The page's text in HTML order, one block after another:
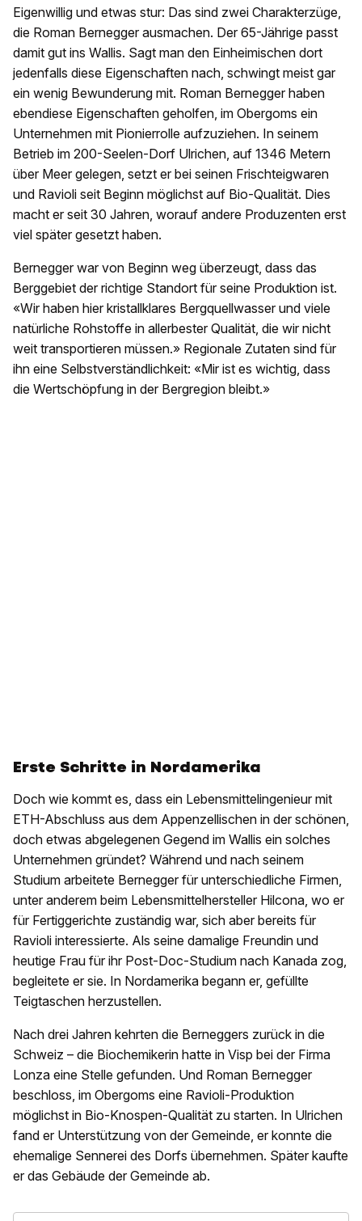
Eigenwillig und etwas stur: Das sind zwei Charakterzüge,
die Roman Bernegger ausmachen. Der 65-Jährige passt
damit gut ins Wallis. Sagt man den Einheimischen dort
jedenfalls diese Eigenschaften nach, schwingt meist gar
ein wenig Bewunderung mit. Roman Bernegger haben
ebendiese Eigenschaften geholfen, im Obergoms ein
Unternehmen mit Pionierrolle aufzuziehen. In seinem
Betrieb im 200-Seelen-Dorf Ulrichen, auf 1346 Metern
über Meer gelegen, setzt er bei seinen Frischteigwaren
und Ravioli seit Beginn möglichst auf Bio-Qualität. Dies
macht er seit 30 Jahren, worauf andere Produzenten erst
viel später gesetzt haben.
Bernegger war von Beginn weg überzeugt, dass das
Berggebiet der richtige Standort für seine Produktion ist.
«Wir haben hier kristallklares Bergquellwasser und viele
natürliche Rohstoffe in allerbester Qualität, die wir nicht
weit transportieren müssen.» Regionale Zutaten sind für
ihn eine Selbstverständlichkeit: «Mir ist es wichtig, dass
die Wertschöpfung in der Bergregion bleibt.»
Erste Schritte in Nordamerika
Doch wie kommt es, dass ein Lebensmittelingenieur mit
ETH-Abschluss aus dem Appenzellischen in der schönen,
doch etwas abgelegenen Gegend im Wallis ein solches
Unternehmen gründet? Während und nach seinem
Studium arbeitete Bernegger für unterschiedliche Firmen,
unter anderem beim Lebensmittelhersteller Hilcona, wo er
für Fertiggerichte zuständig war, sich aber bereits für
Ravioli interessierte. Als seine damalige Freundin und
heutige Frau für ihr Post-Doc-Studium nach Kanada zog,
begleitete er sie. In Nordamerika begann er, gefüllte
Teigtaschen herzustellen.
Nach drei Jahren kehrten die Berneggers zurück in die
Schweiz – die Biochemikerin hatte in Visp bei der Firma
Lonza eine Stelle gefunden. Und Roman Bernegger
beschloss, im Obergoms eine Ravioli-Produktion
möglichst in Bio-Knospen-Qualität zu starten. In Ulrichen
fand er Unterstützung von der Gemeinde, er konnte die
ehemalige Sennerei des Dorfs übernehmen. Später kaufte
er das Gebäude der Gemeinde ab.